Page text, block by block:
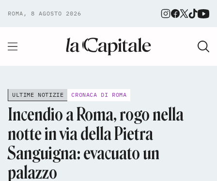
ROMA, 8 AGOSTO 2026
ULTIME NOTIZIE CRONACA DI ROMA
Incendio a Roma, rogo nella
notte in via della Pietra
Sanguigna: evacuato un
palazzo